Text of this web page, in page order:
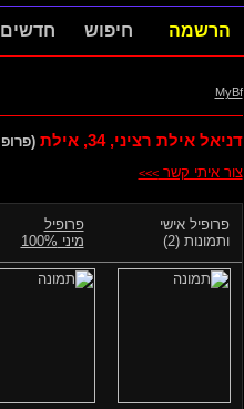
הרשמה חיפוש
MyBf
דניאל אילת רציני,34, אילת
צור איתי קשר>>>
פרופיל אישי
ותמונות (2)
פרופיל
מיני 100%